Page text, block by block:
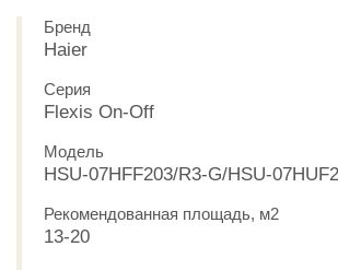
Бренд
Haier
Серия
Flexis On-Off
Модель
HSU-07HFF203/R3-G/HSU-
Рекомендованная площадь, м2
13-20